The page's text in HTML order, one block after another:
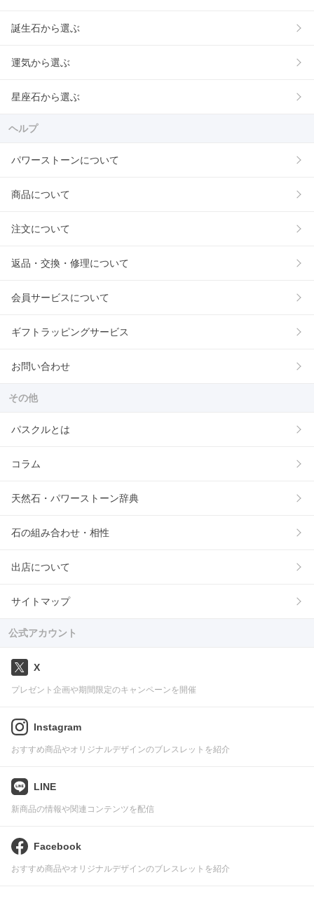
誕生石から選ぶ
運気から選ぶ
星座石から選ぶ
ヘルプ
パワーストーンについて
商品について
注文について
返品・交換・修理について
会員サービスについて
ギフトラッピングサービス
お問い合わせ
その他
パスクルとは
コラム
天然石・パワーストーン辞典
石の組み合わせ・相性
出店について
サイトマップ
公式アカウント
X
プレゼント企画や期間限定のキャンペーンを開催
Instagram
おすすめ商品やオリジナルデザインのブレスレットを紹介
LINE
新商品の情報や関連コンテンツを配信
Facebook
おすすめ商品やオリジナルデザインのブレスレットを紹介